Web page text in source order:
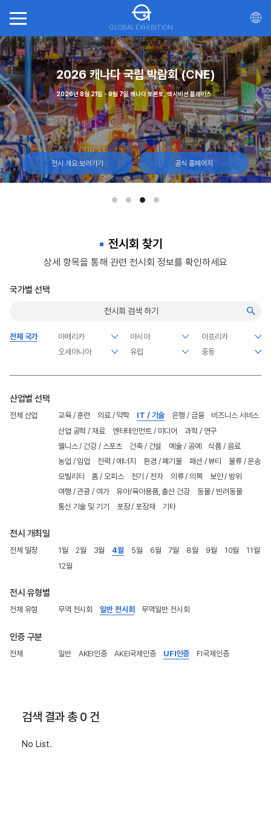
GLOBAL EXHIBITION
회(ITTS)
트리올 캐나다
전시 개요 보러가기 공식 홈페이지
스
일, 라스베이거스 컨벤션 센터
전시 개요 보러가기 공식 홈페이지
2026 캐나다 국립 박람회 (CNE)
2026년 8월 21일 - 9월 7일 캐나다 토론토, 엑시비션 플레이스
전시 개요 보러가기 공식 홈페이지
2026년 10월 21일 - 23일 마리
전시회 찾기
상세 항목을 통해 관련 전시회 정보를 확인하세요
국가별 선택
전체 국가
산업별 선택
전체 산업 교육 / 훈련 의료 / 약학 IT / 기술 은행 / 금융
비즈니스 서비스
산업 공학 / 재료
엔터테인먼트 / 미디어
과학 / 연구
웰니스 / 건강 / 스포츠
건축 / 건설 예술 / 공예
식품 / 음료
농업 / 임업
전력 / 에너지 환경 / 폐기물 패션 / 뷰티
물류 / 운송
모빌리티
홈 / 오피스 전기 / 전자 의류 / 의복
보안 / 방위
여행 / 관광 / 여가
유아/육아용품, 출산 건강
동물 / 반려동물
통신 기술 및 기기
포장 / 포장재 기타
전시 개최일
전체 일정 1월 2월 3월 4월 5월 6월 7월 8월 9월 10월
11월
12월
전시 유형별
전체 유형 무역 전시회 일반 전시회 무역일반 전시회
인증 구분
전체 일반 AKEI인증 AKEI국제인증 UFI인증 FI국제인증
검색 결과 총 0 건
No List.